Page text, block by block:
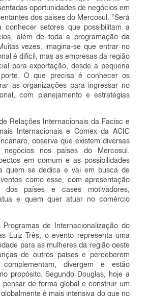
oportunidades de negócios em
dos países do Mercosul. “Será
conhecer setores que possibilitam a
além de toda a programação da
vezes, imagina-se que entrar no
é difícil, mas as empresas da região
para exportação, desde a pequena
O que precisa é conhecer os
as organizações para ingressar no
com planejamento e estratégias
Relações Internacionais da Facisc e
Internacionais e Comex da ACIC
observa que existem diversas
negócios nos países do Mercosul.
em comum e as possibilidades
quem se dedica e vai em busca de
como esse, com apresentação
dos países e cases motivadores,
e quem quer atuar no comércio
de Internacionalização do
Luiz Três, o evento representa uma
para as mulheres da região oeste
de outros países e perceberem
divergem e estão
propósito. Segundo Douglas, hoje a
pensar de forma global e construir um